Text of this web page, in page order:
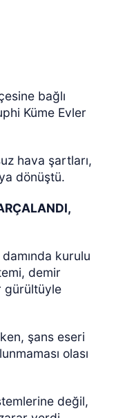
bağlı
Küme Evler
hava şartları,
dönüştü.
damında kurulu
demir
gürültüyle
şans eseri
olası
değil,